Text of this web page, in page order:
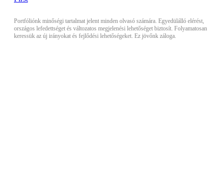
Portfóliónk minőségi tartalmat jelent minden olvasó számára. Egyedülálló elérést,
országos lefedettséget és változatos megjelenési lehetőséget biztosít. Folyamatosan
keressük az új irányokat és fejlődési lehetőségeket. Ez jövőnk záloga.